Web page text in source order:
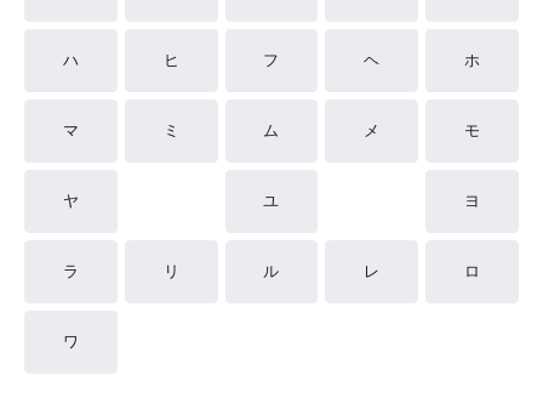
ハ ヒ フ ヘ ホ
マ ミ ム メ モ
ヤ ユ ヨ
ラ リ ル レ ロ
ワ